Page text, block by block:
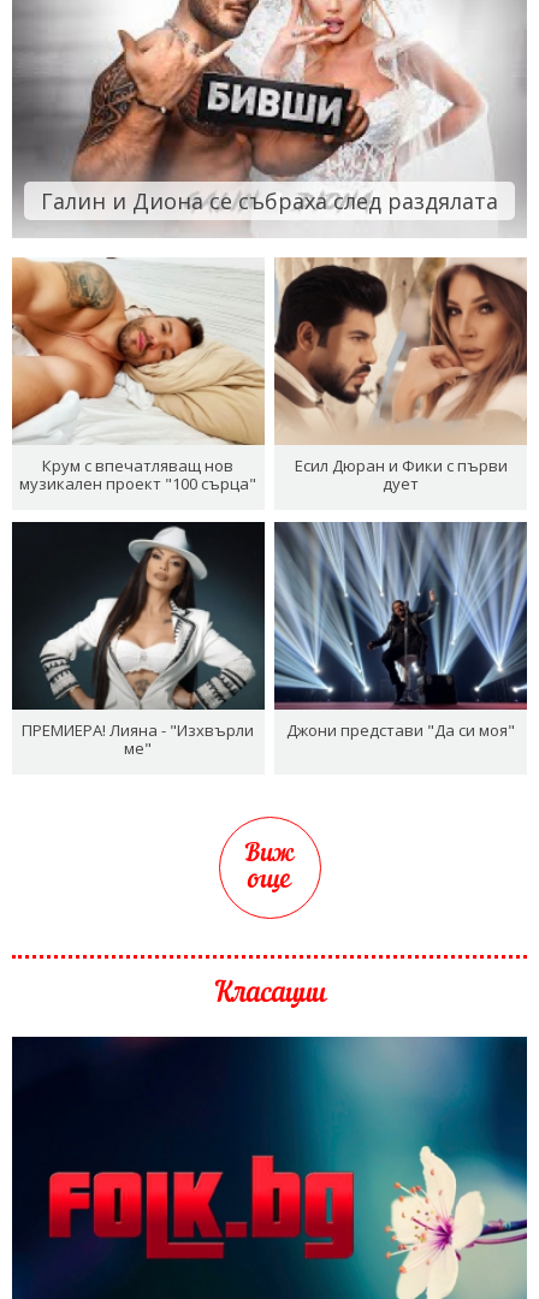
Галин и Диона се събраха след раздялата
Крум с впечатляващ нов
музикален проект "100 сърца"
Есил Дюран и Фики с първи
дует
ПРЕМИЕРА! Лияна - "Изхвърли
ме"
Джони представи "Да си моя"
Виж
още
Класации